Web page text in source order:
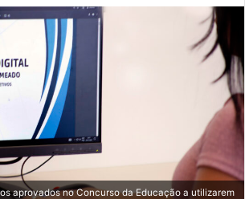
e
m
e
-
m
a
i
aprovados no Concurso da Educação a utilizarem